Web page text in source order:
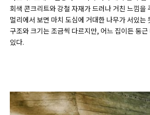
회색 콘크리트와 강철 자재가 드러나 거친 느낌을
멀리에서 보면 마치 도심에 거대한 나무가 서있는
구조와 크기는 조금씩 다르지만, 어느 집이든 둥
있다.